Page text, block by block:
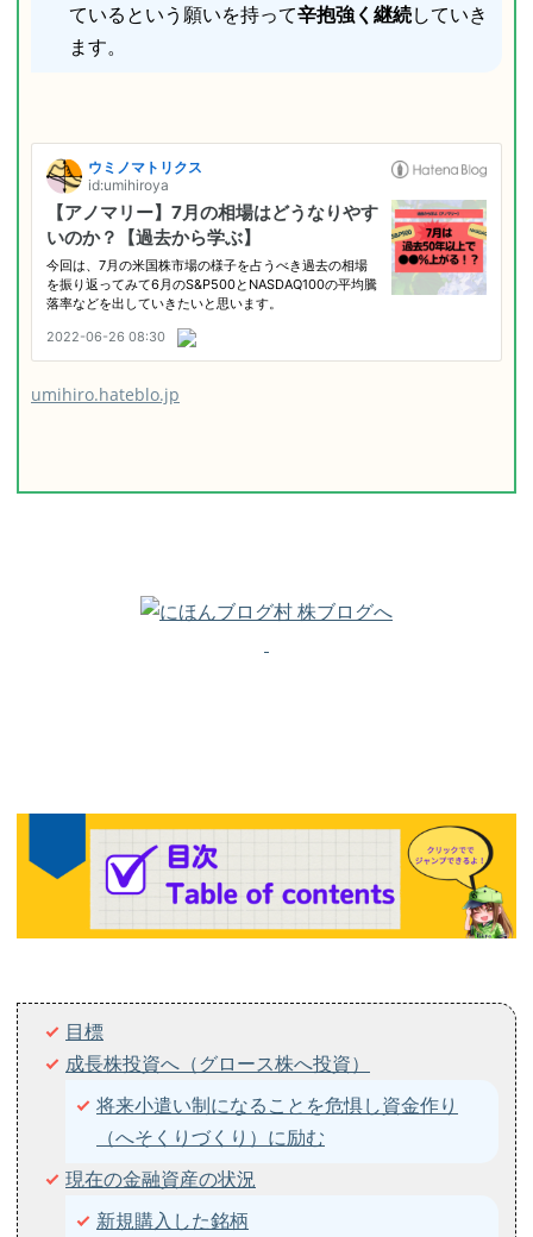
ているという願いを持って辛抱強く継続していき
ます。
umihiro.hateblo.jp
目標
成長株投資へ（グロース株へ投資）
将来小遣い制になることを危惧し資金作り
（へそくりづくり）に励む
現在の金融資産の状況
新規購入した銘柄